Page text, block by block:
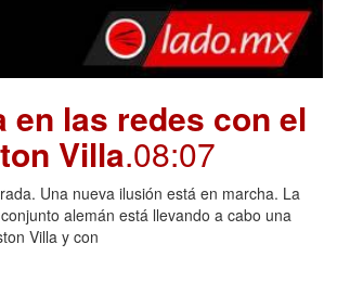
en las redes con el
Villa.08:07
Una nueva ilusión está en marcha. La
alemán está llevando a cabo una
Villa y con